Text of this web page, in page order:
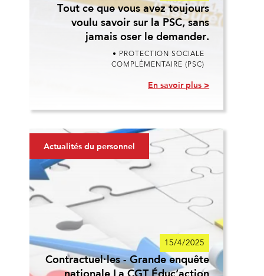
Tout ce que vous avez toujours
voulu savoir sur la PSC, sans
jamais oser le demander.
• PROTECTION SOCIALE
COMPLÉMENTAIRE (PSC)
En savoir plus >
Actualités du personnel
15/4/2025
Contractuel·les - Grande enquête
nationale La CGT Éduc’action